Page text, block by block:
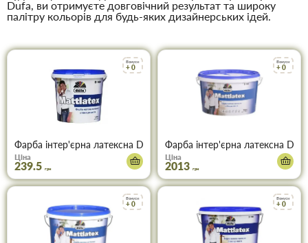
Dufa, ви отримуєте довговічний результат та широку
палітру кольорів для будь-яких дизайнерських ідей.
Бонуси
+ 0
Фарба інтер'єрна латексна Dufa Mattlatex D100 (1,4 кг/1л)
Ціна
239.5 грн
Бонуси
+ 0
Фарба інтер'єрна латексна
Ціна
2013 грн
Бонуси
+ 0
Бонуси
+ 0